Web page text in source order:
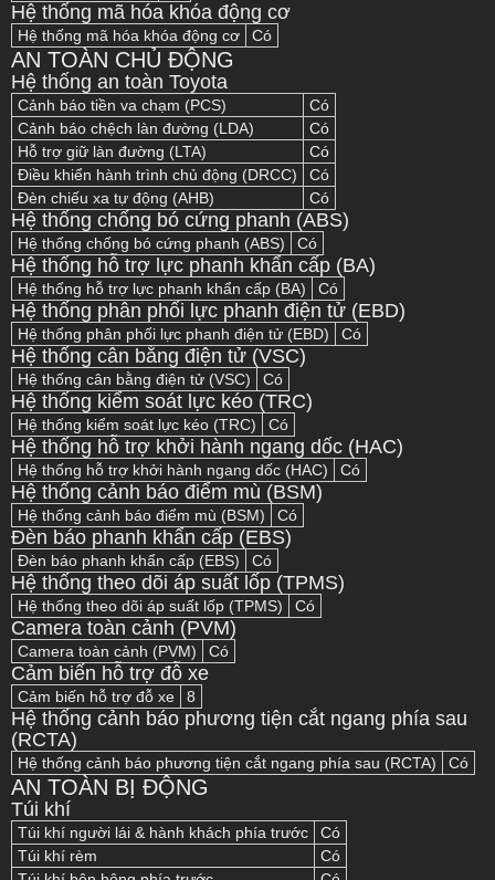
Hệ thống mã hóa khóa động cơ
Hệ thống mã hóa khóa động cơ Có
AN TOÀN CHỦ ĐỘNG
Hệ thống an toàn Toyota
Cảnh báo tiền va chạm (PCS)
Có
Cảnh báo chệch làn đường (LDA)
Có
Hỗ trợ giữ làn đường (LTA)
Có
Điều khiển hành trình chủ động (DRCC)
Có
Đèn chiếu xa tự động (AHB)
Có
Hệ thống chống bó cứng phanh (ABS)
Hệ thống chống bó cứng phanh (ABS) Có
Hệ thống hỗ trợ lực phanh khẩn cấp (BA)
Hệ thống hỗ trợ lực phanh khẩn cấp (BA) Có
Hệ thống phân phối lực phanh điện tử (EBD)
Hệ thống phân phối lực phanh điện tử (EBD) Có
Hệ thống cân bằng điện tử (VSC)
Hệ thống cân bằng điện tử (VSC) Có
Hệ thống kiểm soát lực kéo (TRC)
Hệ thống kiểm soát lực kéo (TRC) Có
Hệ thống hỗ trợ khởi hành ngang dốc (HAC)
Hệ thống hỗ trợ khởi hành ngang dốc (HAC) Có
Hệ thống cảnh báo điểm mù (BSM)
Hệ thống cảnh báo điểm mù (BSM) Có
Đèn báo phanh khẩn cấp (EBS)
Đèn báo phanh khẩn cấp (EBS) Có
Hệ thống theo dõi áp suất lốp (TPMS)
Hệ thống theo dõi áp suất lốp (TPMS) Có
Camera toàn cảnh (PVM)
Camera toàn cảnh (PVM) Có
Cảm biến hỗ trợ đỗ xe
Cảm biến hỗ trợ đỗ xe 8
Hệ thống cảnh báo phương tiện cắt ngang phía sau
(RCTA)
Hệ thống cảnh báo phương tiện cắt ngang phía sau (RCTA) Có
AN TOÀN BỊ ĐỘNG
Túi khí
Túi khí người lái & hành khách phía trước
Có
Túi khí rèm
Có